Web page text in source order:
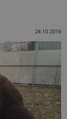
24.10.2016